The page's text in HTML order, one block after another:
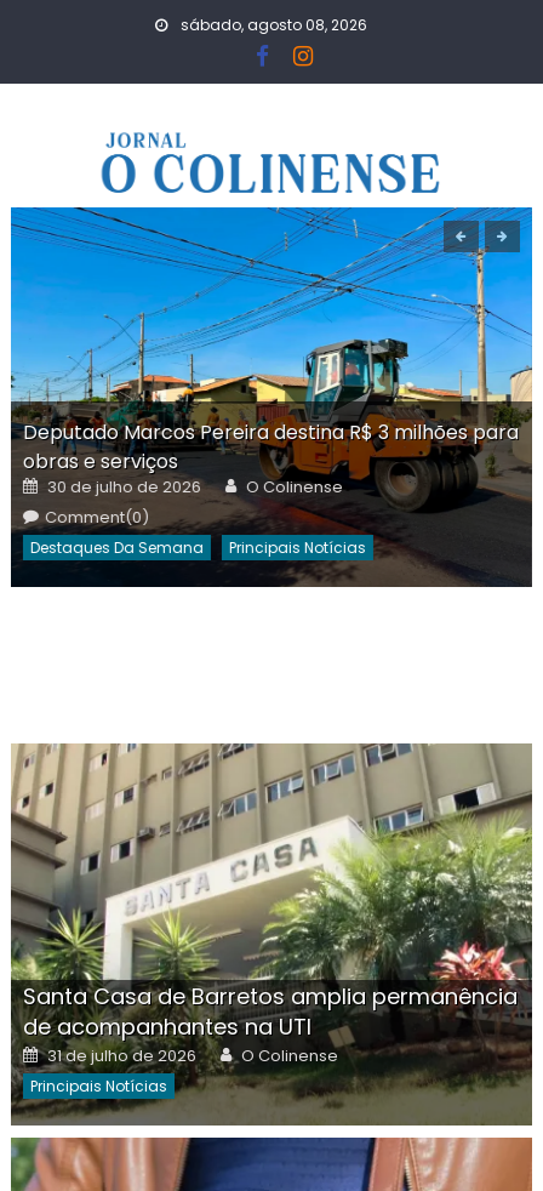
sábado, agosto 08, 2026
Deputado Marcos Pereira destina R$ 3 milhões para
obras e serviços
Posted
on
30 de julho de 2026 Author
O Colinense
Comment(0)
Destaques Da Semana Principais Notícias
Santa Casa de Barretos amplia permanência
de acompanhantes na UTI
Posted
on
31 de julho de 2026 Author
O Colinense
Principais Notícias